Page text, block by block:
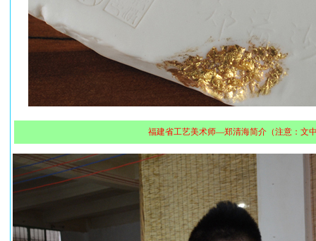
福建省工艺美术师—郑清海简介（注意：文